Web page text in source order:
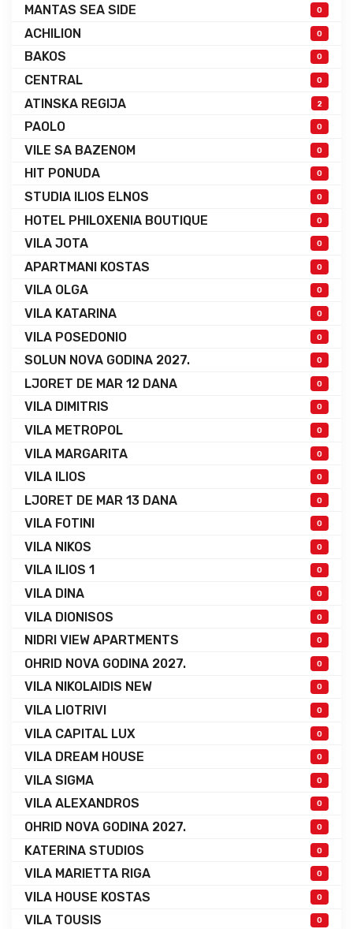
MANTAS SEA SIDE 0
ACHILION 0
BAKOS 0
CENTRAL 0
ATINSKA REGIJA 2
PAOLO 0
VILE SA BAZENOM 0
HIT PONUDA 0
STUDIA ILIOS ELNOS 0
HOTEL PHILOXENIA BOUTIQUE 0
VILA JOTA 0
APARTMANI KOSTAS 0
VILA OLGA 0
VILA KATARINA 0
VILA POSEDONIO 0
SOLUN NOVA GODINA 2027. 0
LJORET DE MAR 12 DANA 0
VILA DIMITRIS 0
VILA METROPOL 0
VILA MARGARITA 0
VILA ILIOS 0
LJORET DE MAR 13 DANA 0
VILA FOTINI 0
VILA NIKOS 0
VILA ILIOS 1 0
VILA DINA 0
VILA DIONISOS 0
NIDRI VIEW APARTMENTS 0
OHRID NOVA GODINA 2027. 0
VILA NIKOLAIDIS NEW 0
VILA LIOTRIVI 0
VILA CAPITAL LUX 0
VILA DREAM HOUSE 0
VILA SIGMA 0
VILA ALEXANDROS 0
OHRID NOVA GODINA 2027. 0
KATERINA STUDIOS 0
VILA MARIETTA RIGA 0
VILA HOUSE KOSTAS 0
VILA TOUSIS 0